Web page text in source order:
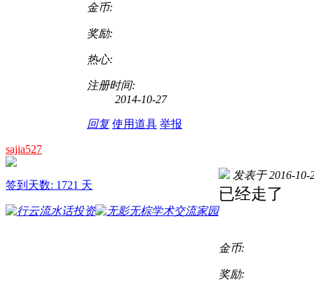
金币:
奖励:
热心:
注册时间:
2014-10-27
回复 使用道具 举报
sajia527
签到天数: 1721 天
发表于 2016-10-
已经走了
金币:
奖励: